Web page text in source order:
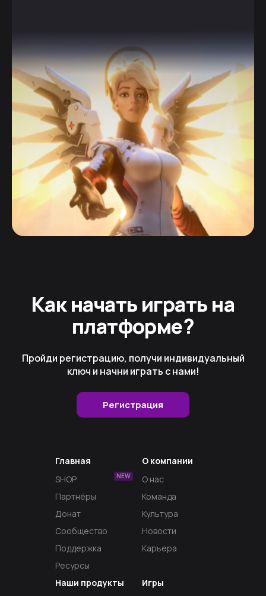
Как начать играть на
платформе?
Пройди регистрацию, получи индивидуальный
ключ и начни играть с нами!
Регистрация
Главная
SHOP
NEW
Партнёры
Донат
Сообщество
Поддержка
Ресурсы
Наши продукты
Игры
О компании
О нас
Команда
Культура
Новости
Карьера